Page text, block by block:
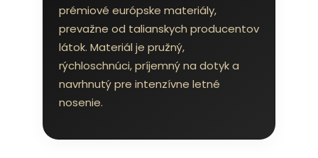
prémiové európske materiály,
prevažne od talianskych producentov
látok. Materiál je pružný,
rýchloschnúci, príjemný na dotyk a
navrhnutý pre intenzívne letné
nosenie.